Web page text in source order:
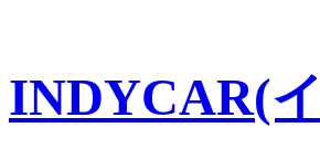
INDYCAR(